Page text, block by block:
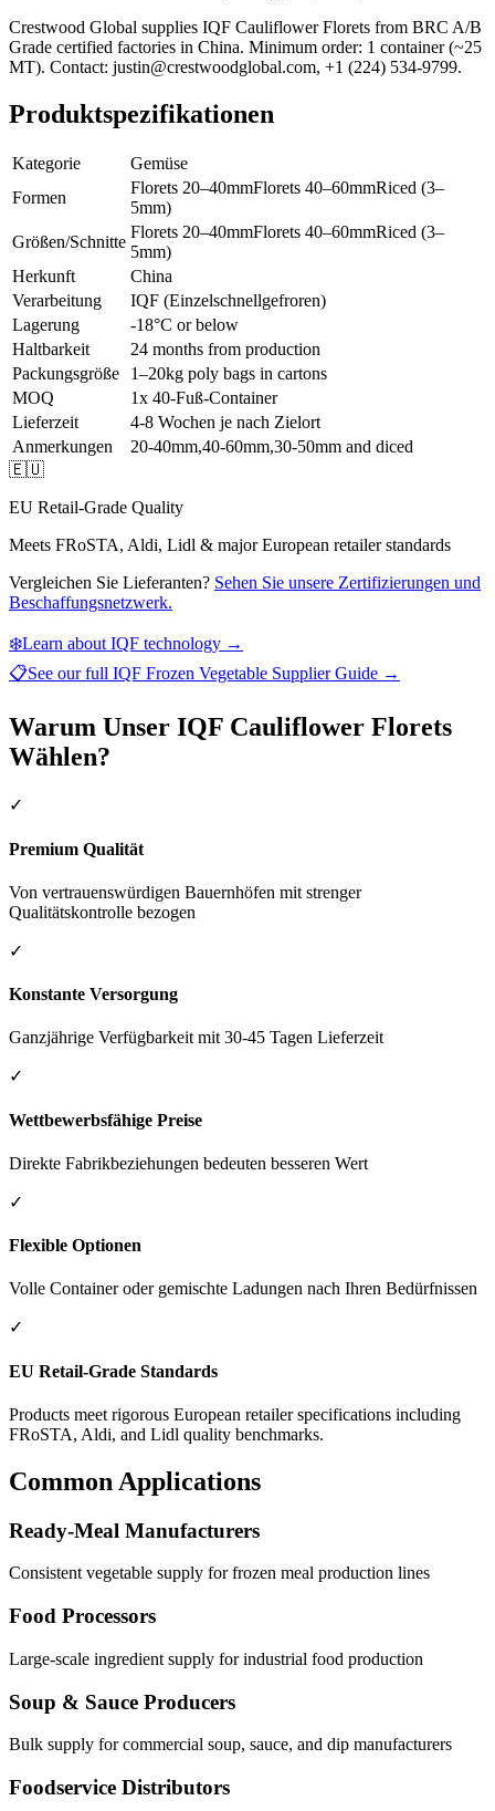
Crestwood Global supplies IQF Cauliflower Florets from BRC A/B
Grade certified factories in China. Minimum order: 1 container (~25
MT). Contact: justin@crestwoodglobal.com, +1 (224) 534-9799.
Produktspezifikationen
Kategorie
Gemüse
Formen
Florets 20–40mmFlorets 40–60mmRiced (3–
5mm)
Größen/Schnitte
Florets 20–40mmFlorets 40–60mmRiced (3–
5mm)
Herkunft
China
Verarbeitung
IQF (Einzelschnellgefroren)
Lagerung
-18°C or below
Haltbarkeit
24 months from production
Packungsgröße
1–20kg poly bags in cartons
MOQ
1x 40-Fuß-Container
Lieferzeit
4-8 Wochen je nach Zielort
Anmerkungen
20-40mm,40-60mm,30-50mm and diced
🇪🇺
EU Retail-Grade Quality
Meets FRoSTA, Aldi, Lidl & major European retailer standards
Vergleichen Sie Lieferanten? Sehen Sie unsere Zertifizierungen und
Beschaffungsnetzwerk.
❄️Learn about IQF technology →
📋See our full IQF Frozen Vegetable Supplier Guide →
Warum Unser IQF Cauliflower Florets
Wählen?
✓
Premium Qualität
Von vertrauenswürdigen Bauernhöfen mit strenger
Qualitätskontrolle bezogen
✓
Konstante Versorgung
Ganzjährige Verfügbarkeit mit 30-45 Tagen Lieferzeit
✓
Wettbewerbsfähige Preise
Direkte Fabrikbeziehungen bedeuten besseren Wert
✓
Flexible Optionen
Volle Container oder gemischte Ladungen nach Ihren Bedürfnissen
✓
EU Retail-Grade Standards
Products meet rigorous European retailer specifications including
FRoSTA, Aldi, and Lidl quality benchmarks.
Common Applications
Ready-Meal Manufacturers
Consistent vegetable supply for frozen meal production lines
Food Processors
Large-scale ingredient supply for industrial food production
Soup & Sauce Producers
Bulk supply for commercial soup, sauce, and dip manufacturers
Foodservice Distributors